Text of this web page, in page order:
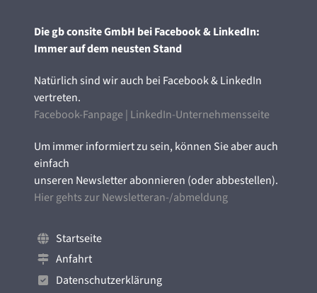
Die gb consite GmbH bei Facebook & LinkedIn:
Immer auf dem neusten Stand
Natürlich sind wir auch bei Facebook & LinkedIn
vertreten.
Facebook-Fanpage| LinkedIn-Unternehmensseite
Um immer informiert zu sein, können Sie aber auch
einfach
unseren Newsletter abonnieren (oder abbestellen).
Hier gehts zur Newsletteran-/abmeldung
Startseite
Anfahrt
Datenschutzerklärung